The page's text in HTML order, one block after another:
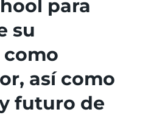
para
su
así como
futuro de